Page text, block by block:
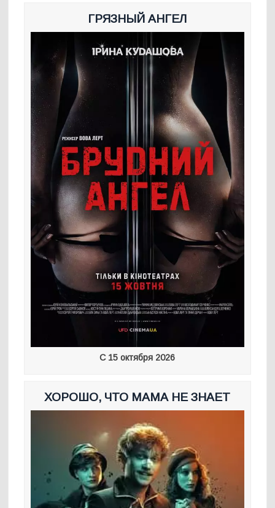
ГРЯЗНЫЙ АНГЕЛ
С 15 октября 2026
ХОРОШО, ЧТО МАМА НЕ ЗНАЕТ